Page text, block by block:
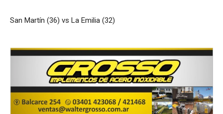
San Martín (36) vs La Emilia (32)